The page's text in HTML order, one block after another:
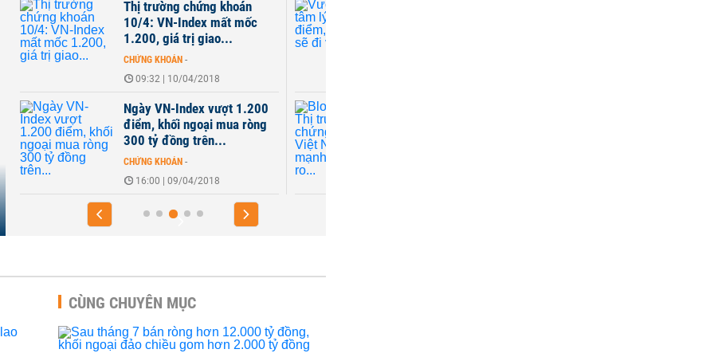
Thị trường chứng khoán
10/4: VN-Index mất mốc
1.200, giá trị giao...
CHỨNG KHOÁN -
09:32 | 10/04/2018
Ngày VN-Index vượt 1.200
điểm, khối ngoại mua ròng
300 tỷ đồng trên...
CHỨNG KHOÁN -
16:00 | 09/04/2018
CÙNG CHUYÊN MỤC